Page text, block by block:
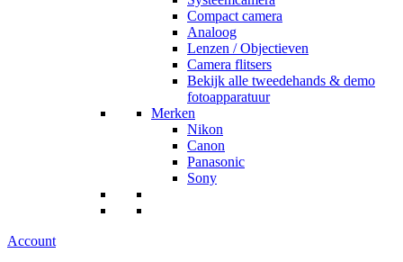
Compact camera
Analoog
Lenzen / Objectieven
Camera flitsers
Bekijk alle tweedehands & demo
fotoapparatuur
Merken
Nikon
Canon
Panasonic
Sony
Account